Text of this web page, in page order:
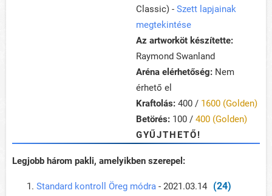
Classic) - Szett lapjainak
megtekintése
Az artworköt készítette:
Raymond Swanland
Aréna elérhetőség: Nem
érhető el
Kraftolás: 400 / 1600 (Golden)
Betörés: 100 / 400 (Golden)
GYŰJTHETŐ!
Legjobb három pakli, amelyikben szerepel:
Standard kontroll Öreg módra - 2021.03.14 (24)